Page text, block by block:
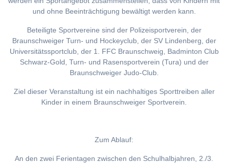
und ohne Beeinträchtigung bewältigt werden kann.
Beteiligte Sportvereine sind der Polizeisportverein, der
Braunschweiger Turn- und Hockeyclub, der SV Lindenberg, der
Universitätssportclub, der 1. FFC Braunschweig, Badminton Club
Schwarz-Gold, Turn- und Rasensportverein (Tura) und der
Braunschweiger Judo-Club.
Ziel dieser Veranstaltung ist ein nachhaltiges Sporttreiben aller
Kinder in einem Braunschweiger Sportverein.
Zum Ablauf:
An den zwei Ferientagen zwischen den Schulhalbjahren, 2./3.